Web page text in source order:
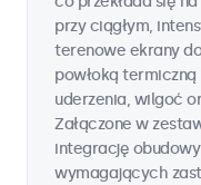
przy ciągłym,
terenowe ekrany
powłoką
uderzenia, wilgoć
Załączone w
integrację
wymagających